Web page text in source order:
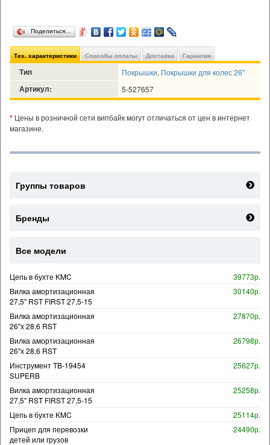
Поделиться…
Тех. характеристики Способы оплаты Доставка Гарантия
Тип Покрышки, Покрышки для колес 26"
Артикул: 5-527657
* Цены в розничной сети випбайк могут отличаться от цен в интернет
магазине.
Группы товаров
Бренды
Все модели
Цепь в бухте KMC
39773р.
Вилка амортизационная
27,5" RST FIRST 27,5-15
30140р.
Вилка амортизационная
26"х 28,6 RST
27870р.
Вилка амортизационная
26"х 28,6 RST
26798р.
Инструмент TB-19454
SUPERB
25627р.
Вилка амортизационная
27,5" RST FIRST 27,5-15
25258р.
Цепь в бухте KMC
25114р.
Прицеп для перевозки
детей или грузов
24490р.